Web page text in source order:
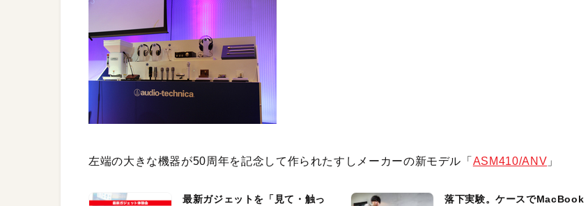
左端の大きな機器が50周年を記念して作られたすしメーカーの新モデル「 ASM410/ANV 」
最新ガジェットを「見て・触っ
落下実験。ケースでMacBook